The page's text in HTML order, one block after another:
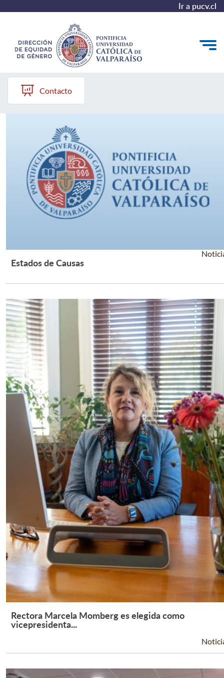
Ir a pucv.cl
Quiénes somos
Diagnóstico y Política
Modelo de Prevención
Repositorio
Redes de Trabajo
Contacto
Dirección Equidad de Género
Estados de Causas
Leer Más +
Rectora Marcela Momberg es elegida como
vicepresidenta...